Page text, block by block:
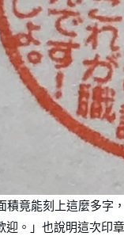
積竟能刻上這麼多字
迎。」也說明這次印